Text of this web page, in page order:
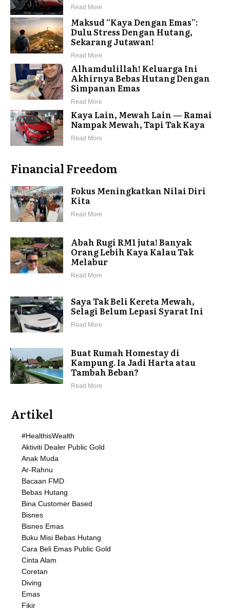
Read More
Maksud “Kaya Dengan Emas”:
Dulu Stress Dengan Hutang,
Sekarang Jutawan!
Read More
Alhamdulillah! Keluarga Ini
Akhirnya Bebas Hutang Dengan
Simpanan Emas
Read More
Kaya Lain, Mewah Lain — Ramai
Nampak Mewah, Tapi Tak Kaya
Read More
Financial Freedom
Fokus Meningkatkan Nilai Diri
Kita
Read More
Abah Rugi RM1 juta! Banyak
Orang Lebih Kaya Kalau Tak
Melabur
Read More
Saya Tak Beli Kereta Mewah,
Selagi Belum Lepasi Syarat Ini
Read More
Buat Rumah Homestay di
Kampung. Ia Jadi Harta atau
Tambah Beban?
Read More
Artikel
#HealthisWealth
Aktiviti Dealer Public Gold
Anak Muda
Ar-Rahnu
Bacaan FMD
Bebas Hutang
Bina Customer Based
Bisnes
Bisnes Emas
Buku Misi Bebas Hutang
Cara Beli Emas Public Gold
Cinta Alam
Coretan
Diving
Emas
Fikir